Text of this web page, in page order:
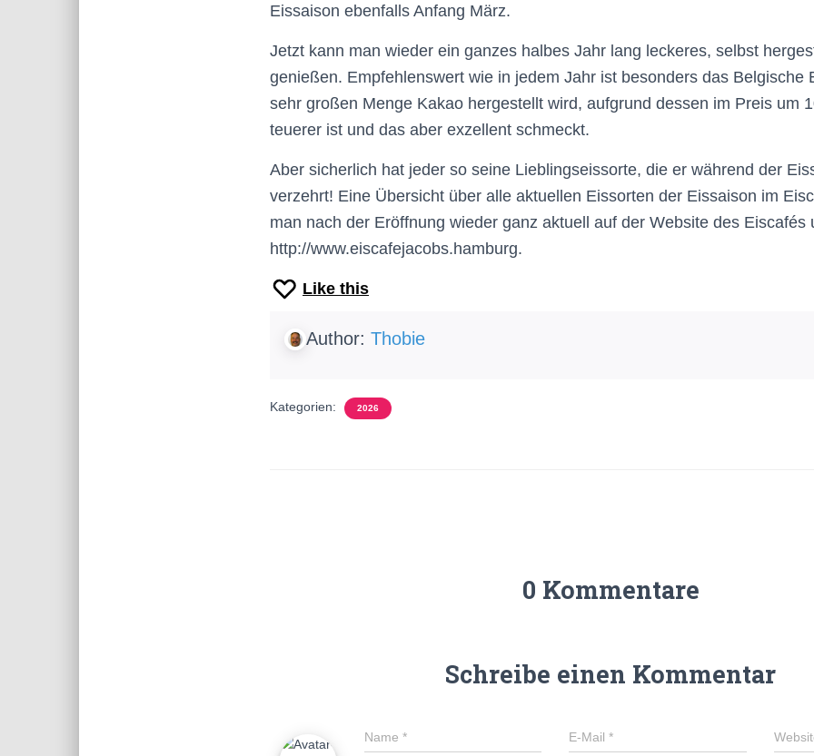
Eissaison ebenfalls Anfang März.
Jetzt kann man wieder ein ganzes halbes Jahr lang leckeres, selbst
genießen. Empfehlenswert wie in jedem Jahr ist besonders das Belgische
sehr großen Menge Kakao hergestellt wird, aufgrund dessen im Preis um
teuerer ist und das aber exzellent schmeckt.
Aber sicherlich hat jeder so seine Lieblingseissorte, die er während der
verzehrt! Eine Übersicht über alle aktuellen Eissorten der Eissaison im
man nach der Eröffnung wieder ganz aktuell auf der Website des Eiscafés
http://www.eiscafejacobs.hamburg.
Like this
Author: Thobie
Kategorien: 2026
0 Kommentare
Schreibe einen Kommentar
Name * E-Mail*